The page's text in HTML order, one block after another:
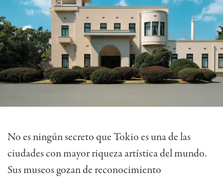
No es ningún secreto que Tokio es una de las
ciudades con mayor riqueza artística del mundo.
Sus museos gozan de reconocimiento